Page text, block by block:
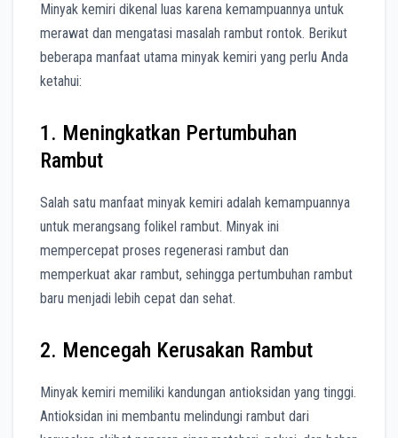
Minyak kemiri dikenal luas karena kemampuannya untuk
merawat dan mengatasi masalah rambut rontok. Berikut
beberapa manfaat utama minyak kemiri yang perlu Anda
ketahui:
1. Meningkatkan Pertumbuhan
Rambut
Salah satu manfaat minyak kemiri adalah kemampuannya
untuk merangsang folikel rambut. Minyak ini
mempercepat proses regenerasi rambut dan
memperkuat akar rambut, sehingga pertumbuhan rambut
baru menjadi lebih cepat dan sehat.
2. Mencegah Kerusakan Rambut
Minyak kemiri memiliki kandungan antioksidan yang tinggi.
Antioksidan ini membantu melindungi rambut dari